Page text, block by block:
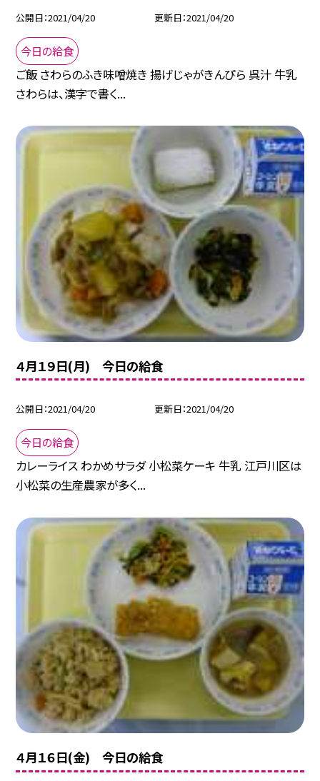
公開日 2021/04/20 更新日 2021/04/20
今日の給食
ご飯 さわらのふき味噌焼き 揚げじゃがきんぴら 呉汁 牛乳
さわらは、漢字で書く...
４月１９日(月) 今日の給食
公開日 2021/04/20 更新日 2021/04/20
今日の給食
カレーライス わかめサラダ 小松菜ケーキ 牛乳 江戸川区は
小松菜の生産農家が多く...
４月１６日(金) 今日の給食